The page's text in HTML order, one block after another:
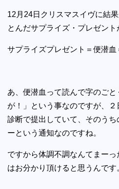
12月24日クリスマスイヴに結果
とんだサプライズ・プレゼント
サプライズプレゼント＝便潜血
あ、便潜血って読んで字のご
が！」という事なのですが、
診断で提出していて、そのう
ーという通知なのですね。
ですから体調不調なんてまー
はお分かり頂けると思うんです